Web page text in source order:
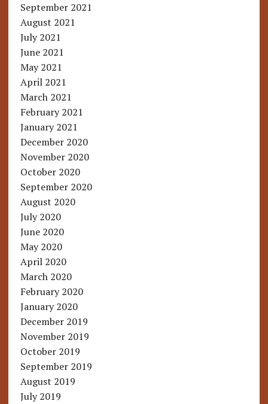
September 2021
August 2021
July 2021
June 2021
May 2021
April 2021
March 2021
February 2021
January 2021
December 2020
November 2020
October 2020
September 2020
August 2020
July 2020
June 2020
May 2020
April 2020
March 2020
February 2020
January 2020
December 2019
November 2019
October 2019
September 2019
August 2019
July 2019